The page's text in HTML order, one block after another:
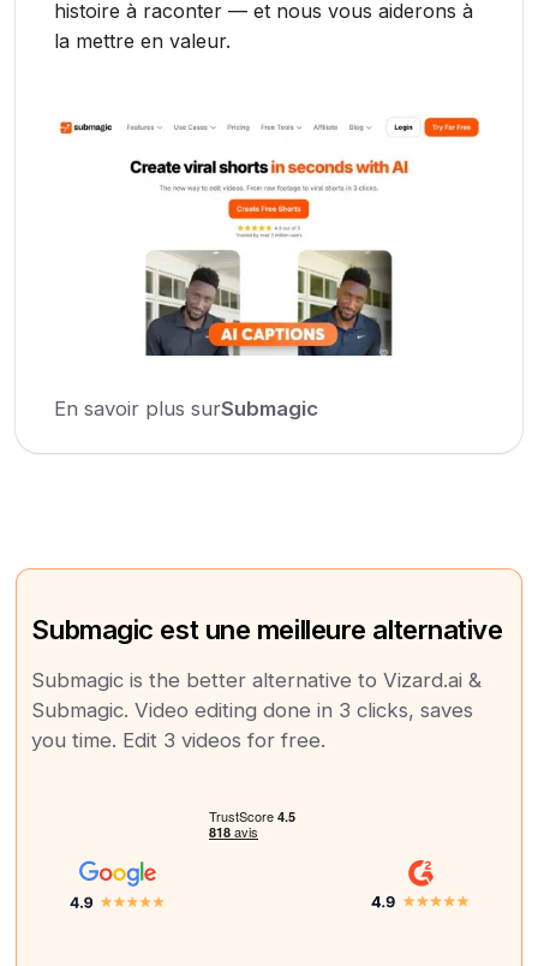
histoire à raconter — et nous vous aiderons à
la mettre en valeur.
En savoir plus surSubmagic
Submagic est une meilleure alternative
Submagic is the better alternative to Vizard.ai &
Submagic. Video editing done in 3 clicks, saves
you time. Edit 3 videos for free.